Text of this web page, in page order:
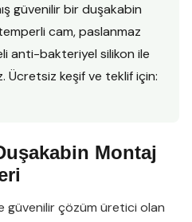
güvenilir bir duşakabin
cam, paslanmaz
anti-bakteriyel silikon ile
Ücretsiz keşif ve teklif için:
Montaj
çözüm üretici olan